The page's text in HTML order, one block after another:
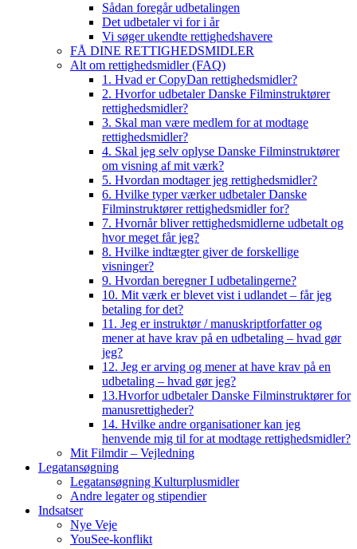
Sådan foregår udbetalingen
Det udbetaler vi for i år
Vi søger ukendte rettighedshavere
FÅ DINE RETTIGHEDSMIDLER
Alt om rettighedsmidler (FAQ)
1. Hvad er CopyDan rettighedsmidler?
2. Hvorfor udbetaler Danske Filminstruktører
rettighedsmidler?
3. Skal man være medlem for at modtage
rettighedsmidler?
4. Skal jeg selv oplyse Danske Filminstruktører
om visning af mit værk?
5. Hvordan modtager jeg rettighedsmidler?
6. Hvilke typer værker udbetaler Danske
Filminstruktører rettighedsmidler for?
7. Hvornår bliver rettighedsmidlerne udbetalt og
hvor meget får jeg?
8. Hvilke indtægter giver de forskellige
visninger?
9. Hvordan beregner I udbetalingerne?
10. Mit værk er blevet vist i udlandet – får jeg
betaling for det?
11. Jeg er instruktør / manuskriptforfatter og
mener at have krav på en udbetaling – hvad gør
jeg?
12. Jeg er arving og mener at have krav på en
udbetaling – hvad gør jeg?
13.Hvorfor udbetaler Danske Filminstruktører for
manusrettigheder?
14. Hvilke andre organisationer kan jeg
henvende mig til for at modtage rettighedsmidler?
Mit Filmdir – Vejledning
Legatansøgning
Legatansøgning Kulturplusmidler
Andre legater og stipendier
Indsatser
Nye Veje
YouSee-konflikt